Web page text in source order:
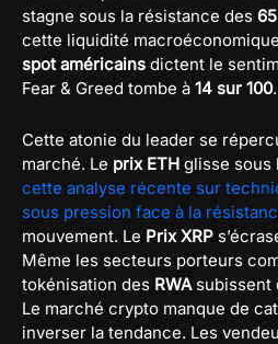
stagne sous la résistance des
cette liquidité
spot américains dictent le
Fear & Greed tombe à 14 sur 100.
Cette atonie du leader se
marché. Le prix ETH glisse sous
cette analyse récente sur
sous pression face à la
mouvement. Le Prix XRP
Même les secteurs porteurs
tokénisation des RWAsubissent
Le marché crypto manque de
inverser la tendance. Les